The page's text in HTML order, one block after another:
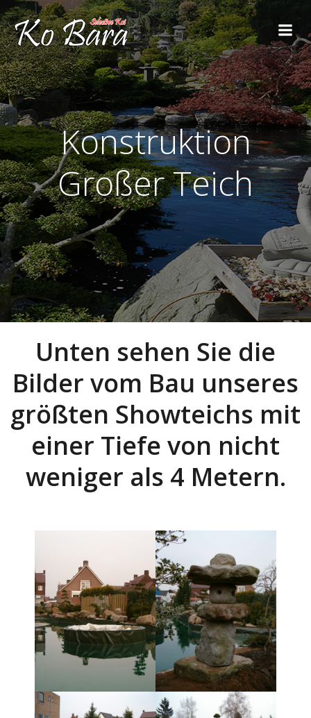
Konstruktion
Großer Teich
Unten sehen Sie die
Bilder vom Bau unseres
größten Showteichs mit
einer Tiefe von nicht
weniger als 4 Metern.